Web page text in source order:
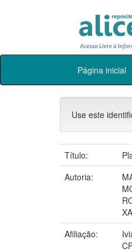
Skip
Página inicial
Use este
Título:
Autoria:
Afiliação: